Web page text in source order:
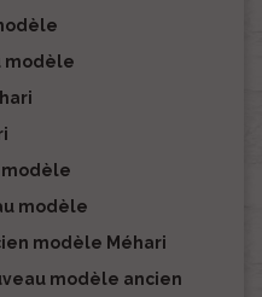
modèle
modèle
modèle
modèle Méhari
modèle ancien